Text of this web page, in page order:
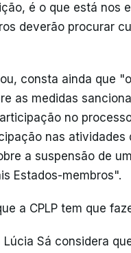
é o que está nos
deverão procurar
consta ainda que
as medidas
no
nas atividades
a suspensão de
Estados-membros".
a CPLP tem que
Lúcia Sá considera